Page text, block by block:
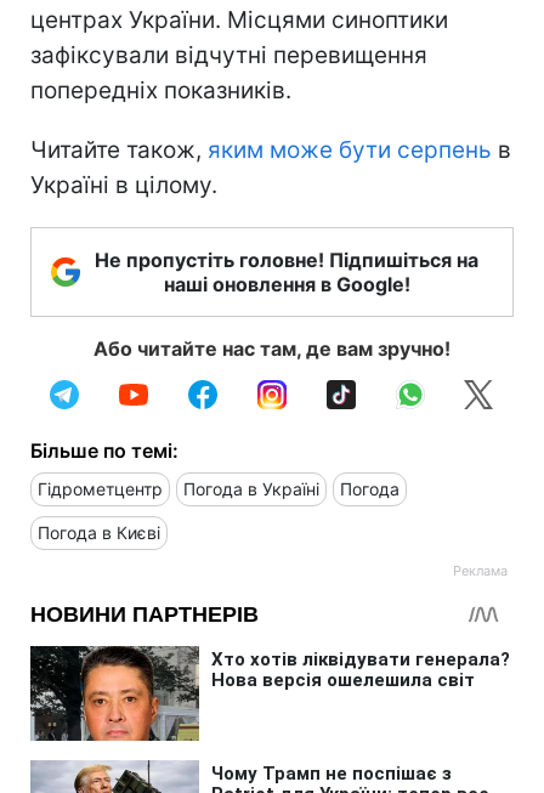
центрах України. Місцями синоптики
зафіксували відчутні перевищення
попередніх показників.
Читайте також, яким може бути серпень в
Україні в цілому.
Не пропустіть головне! Підпишіться на
наші оновлення в Google!
Або читайте нас там, де вам зручно!
Більше по темі:
Гідрометцентр Погода в Україні Погода
Погода в Києві